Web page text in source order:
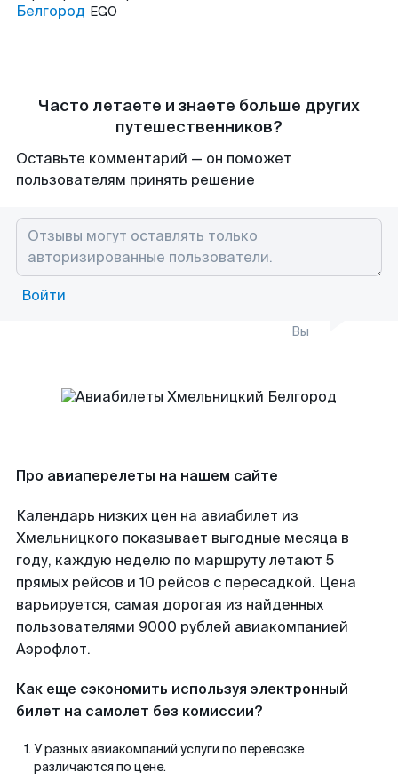
Белгород EGO
Часто летаете и знаете больше других
путешественников?
Оставьте комментарий — он поможет
пользователям принять решение
Войти
Вы
Про авиаперелеты на нашем сайте
Календарь низких цен на авиабилет из
Хмельницкого показывает выгодные месяца в
году, каждую неделю по маршруту летают 5
прямых рейсов и 10 рейсов с пересадкой. Цена
варьируется, самая дорогая из найденных
пользователями 9000 рублей авиакомпанией
Аэрофлот.
Как еще сэкономить используя электронный
билет на самолет без комиссии?
У разных авиакомпаний услуги по перевозке
различаются по цене.